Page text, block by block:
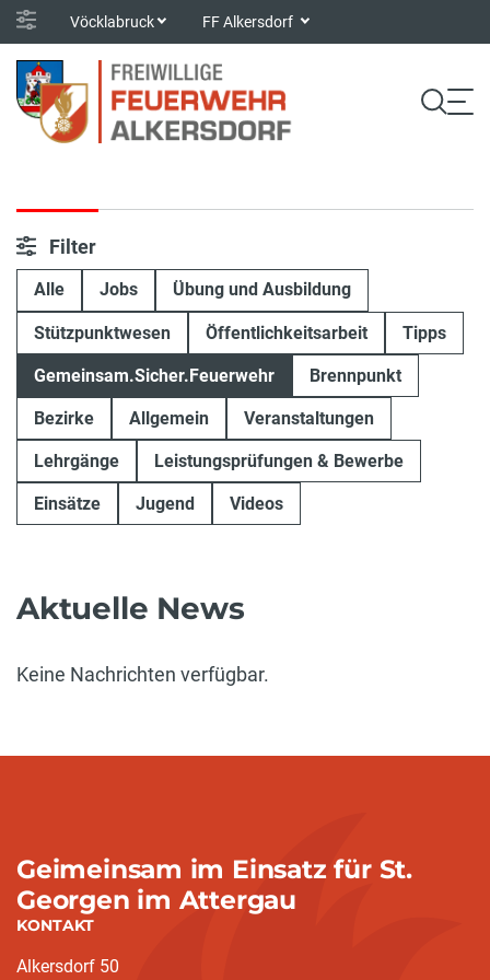
Vöcklabruck FF Alkersdorf
Filter
Alle Jobs Übung und Ausbildung
Stützpunktwesen Öffentlichkeitsarbeit Tipps
Gemeinsam.Sicher.Feuerwehr Brennpunkt
Bezirke Allgemein Veranstaltungen
Lehrgänge Leistungsprüfungen & Bewerbe
Einsätze Jugend Videos
Aktuelle News
Keine Nachrichten verfügbar.
Geimeinsam im Einsatz für St.
Georgen im Attergau
KONTAKT
Alkersdorf 50